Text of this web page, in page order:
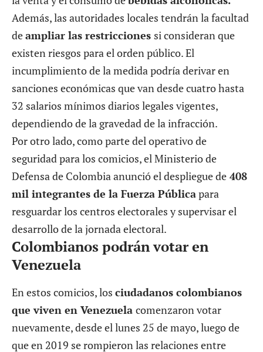
Además, las autoridades locales tendrán la facultad
deampliar las restricciones si consideran que
existen riesgos para el orden público. El
incumplimiento de la medida podría derivar en
sanciones económicas que van desde cuatro hasta
32 salarios mínimos diarios legales vigentes,
dependiendo de la gravedad de la infracción.
Por otro lado, como parte del operativo de
seguridad para los comicios, el Ministerio de
Defensa de Colombia anunció el despliegue de 408
mil integrantes de la Fuerza Públicapara
resguardar los centros electorales y supervisar el
desarrollo de la jornada electoral.
Colombianos podrán votar en
Venezuela
En estos comicios, los ciudadanos colombianos
que viven en Venezuela comenzaron votar
nuevamente, desde el lunes 25 de mayo, luego de
que en 2019 se rompieron las relaciones entre